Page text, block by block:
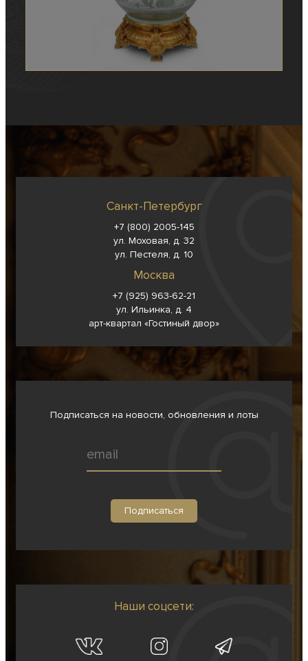
Санкт-Петербург
+7 (800) 2005-145
ул. Моховая, д. 32
ул. Пестеля, д. 10
Москва
+7 (925) 963-62-21
ул. Ильинка, д. 4
арт-квартал «Гостиный двор»
Подписаться на новости, обновления и лоты
Наши соцсети: